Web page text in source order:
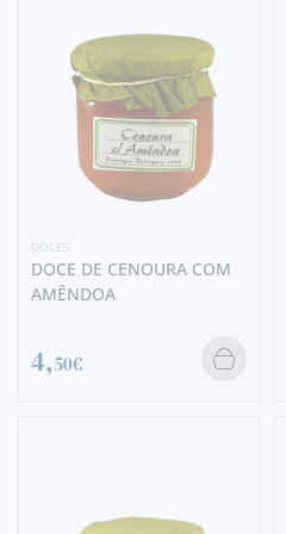
DOCES
DOCE DE CENOURA COM
AMÊNDOA
4,50€